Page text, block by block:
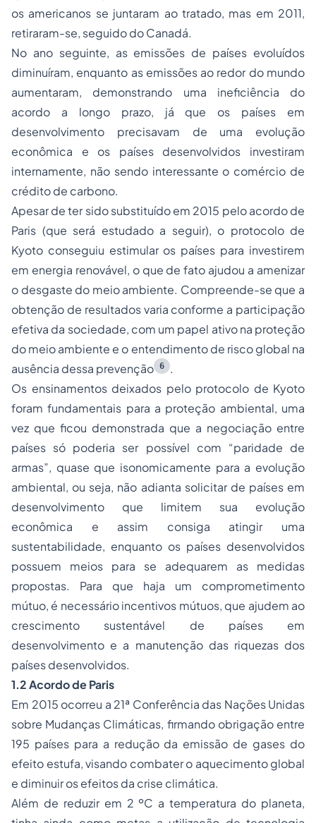
os americanos se juntaram ao tratado, mas em 2011,
retiraram-se, seguido do Canadá.
No ano seguinte, as emissões de países evoluídos
diminuíram, enquanto as emissões ao redor do mundo
aumentaram, demonstrando uma ineficiência do
acordo a longo prazo, já que os países em
desenvolvimento precisavam de uma evolução
econômica e os países desenvolvidos investiram
internamente, não sendo interessante o comércio de
crédito de carbono.
Apesar de ter sido substituído em 2015 pelo acordo de
Paris (que será estudado a seguir), o protocolo de
Kyoto conseguiu estimular os países para investirem
em energia renovável, o que de fato ajudou a amenizar
o desgaste do meio ambiente. Compreende-se que a
obtenção de resultados varia conforme a participação
efetiva da sociedade, com um papel ativo na proteção
do meio ambiente e o entendimento de risco global na
ausência dessa prevenção 6
.
Os ensinamentos deixados pelo protocolo de Kyoto
foram fundamentais para a proteção ambiental, uma
vez que ficou demonstrada que a negociação entre
países só poderia ser possível com “paridade de
armas”, quase que isonomicamente para a evolução
ambiental, ou seja, não adianta solicitar de países em
desenvolvimento que limitem sua evolução
econômica e assim consiga atingir uma
sustentabilidade, enquanto os países desenvolvidos
possuem meios para se adequarem as medidas
propostas. Para que haja um comprometimento
mútuo, é necessário incentivos mútuos, que ajudem ao
crescimento sustentável de países em
desenvolvimento e a manutenção das riquezas dos
países desenvolvidos.
1.2 Acordo de Paris
Em 2015 ocorreu a 21ª Conferência das Nações Unidas
sobre Mudanças Climáticas, firmando obrigação entre
195 países para a redução da emissão de gases do
efeito estufa, visando combater o aquecimento global
e diminuir os efeitos da crise climática.
Além de reduzir em 2 ºC a temperatura do planeta,